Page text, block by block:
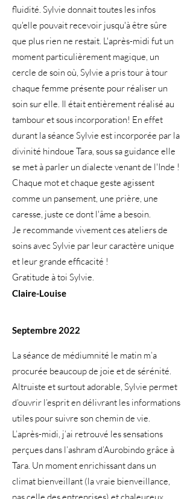
fluidité. Sylvie donnait toutes les infos
qu'elle pouvait recevoir jusqu'à être sûre
que plus rien ne restait. L'après-midi fut un
moment particulièrement magique, un
cercle de soin où, Sylvie a pris tour à tour
chaque femme présente pour réaliser un
soin sur elle. Il était entièrement réalisé au
tambour et sous incorporation! En effet
durant la séance Sylvie est incorporée par la
divinité hindoue Tara, sous sa guidance elle
se met à parler un dialecte venant de l'Inde !
Chaque mot et chaque geste agissent
comme un pansement, une prière, une
caresse, juste ce dont l'âme a besoin.
Je recommande vivement ces ateliers de
soins avec Sylvie par leur caractère unique
et leur grande efficacité !
Gratitude à toi Sylvie.
Claire-Louise
Septembre 2022
La séance de médiumnité le matin m’a
procurée beaucoup de joie et de sérénité.
Altruiste et surtout adorable, Sylvie permet
d’ouvrir l’esprit en délivrant les informations
utiles pour suivre son chemin de vie.
L’après-midi, j’ai retrouvé les sensations
perçues dans l’ashram d’Aurobindo grâce à
Tara. Un moment enrichissant dans un
climat bienveillant (la vraie bienveillance,